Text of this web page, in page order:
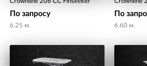
Crownline 206 CC Finseeker
По запросу
6.25 м.
Crownline
По
6.60 м.